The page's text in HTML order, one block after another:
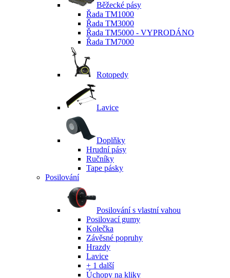
Běžecké pásy
Řada TM1000
Řada TM3000
Řada TM5000 - VYPRODÁNO
Řada TM7000
Rotopedy
Lavice
Doplňky
Hrudní pásy
Ručníky
Tape pásky
Posilování
Posilování s vlastní vahou
Posilovací gumy
Kolečka
Závěsné popruhy
Hrazdy
Lavice
+ 1 další
Úchopy na kliky